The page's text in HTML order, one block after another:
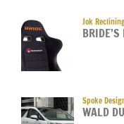
Jok
Spoke
WALD